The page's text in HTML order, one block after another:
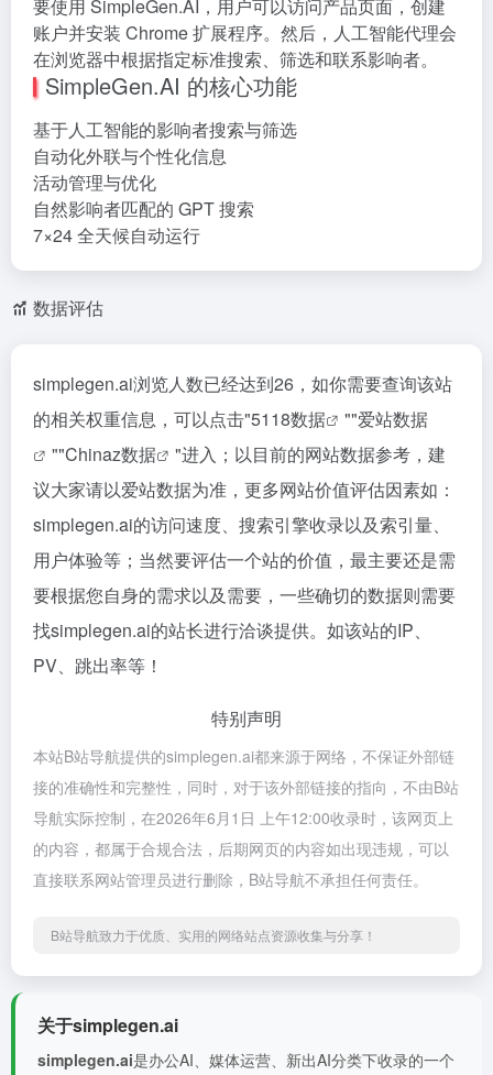
要使用 SimpleGen.AI，用户可以访问产品页面，创建
账户并安装 Chrome 扩展程序。然后，人工智能代理会
在浏览器中根据指定标准搜索、筛选和联系影响者。
SimpleGen.AI 的核心功能
基于人工智能的影响者搜索与筛选
自动化外联与个性化信息
活动管理与优化
自然影响者匹配的 GPT 搜索
7×24 全天候自动运行
数据评估
simplegen.ai浏览人数已经达到26，如你需要查询该站
的相关权重信息，可以点击"5118数据 ""爱站数据
""Chinaz数据
"进入；以目前的网站数据参考，建
议大家请以爱站数据为准，更多网站价值评估因素如：
simplegen.ai的访问速度、搜索引擎收录以及索引量、
用户体验等；当然要评估一个站的价值，最主要还是需
要根据您自身的需求以及需要，一些确切的数据则需要
找simplegen.ai的站长进行洽谈提供。如该站的IP、
PV、跳出率等！
特别声明
本站B站导航提供的simplegen.ai都来源于网络，不保证外部链
接的准确性和完整性，同时，对于该外部链接的指向，不由B站
导航实际控制，在2026年6月1日 上午12:00收录时，该网页上
的内容，都属于合规合法，后期网页的内容如出现违规，可以
直接联系网站管理员进行删除，B站导航不承担任何责任。
B站导航致力于优质、实用的网络站点资源收集与分享！
关于simplegen.ai
simplegen.ai是办公AI、媒体运营、新出AI分类下收录的一个